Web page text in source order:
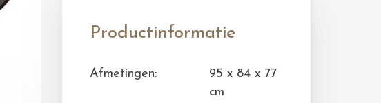
Productinformatie
Afmetingen:
95 x 84 x 77
cm